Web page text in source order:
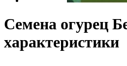
Семена огурец
характеристики